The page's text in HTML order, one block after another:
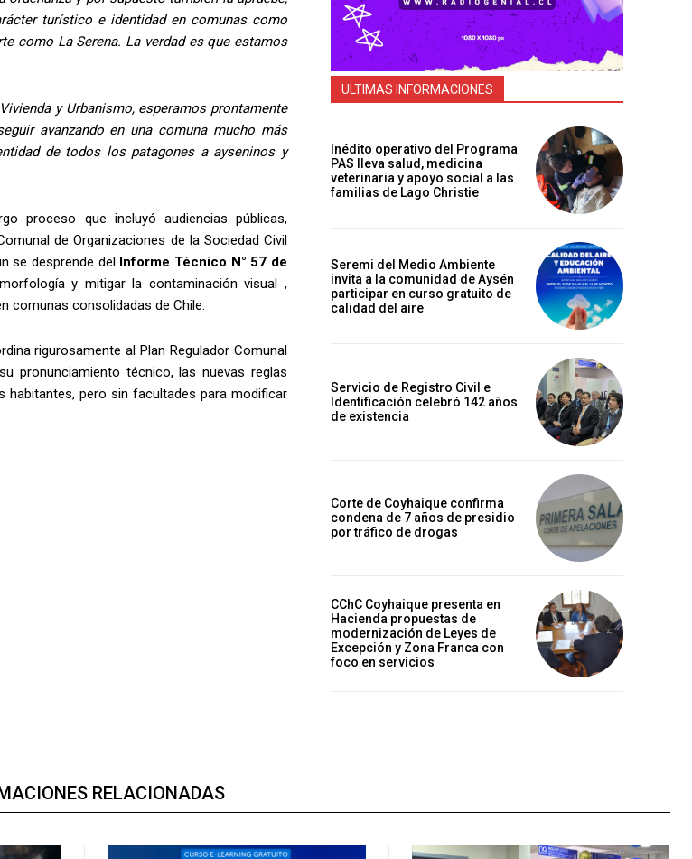
turístico e identidad en comunas como
como La Serena. La verdad es que estamos
y Urbanismo, esperamos prontamente
avanzando en una comuna mucho más
de todos los patagones a ayseninos y
proceso que incluyó audiencias públicas,
de Organizaciones de la Sociedad Civil
se desprende del Informe Técnico N° 57 de
y mitigar la contaminación visual ,
comunas consolidadas de Chile.
rigurosamente al Plan Regulador Comunal
pronunciamiento técnico, las nuevas reglas
habitantes, pero sin facultades para modificar
ULTIMAS INFORMACIONES
Inédito operativo del Programa
PAS lleva salud, medicina
veterinaria y apoyo social a las
familias de Lago Christie
Seremi del Medio Ambiente
invita a la comunidad de Aysén
participar en curso gratuito de
calidad del aire
Servicio de Registro Civil e
Identificación celebró 142 años
de existencia
Corte de Coyhaique confirma
condena de 7 años de presidio
por tráfico de drogas
CChC Coyhaique presenta en
Hacienda propuestas de
modernización de Leyes de
Excepción y Zona Franca con
foco en servicios
RELACIONADAS